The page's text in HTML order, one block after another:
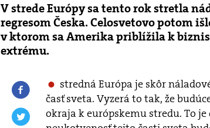
V strede Európy sa tento rok stretla
regresom Česka. Celosvetovo potom
v ktorom sa Amerika priblížila k
extrému.
stredná Európa je skôr
časť sveta. Vyzerá to tak, že
okraja k európskemu stredu. To